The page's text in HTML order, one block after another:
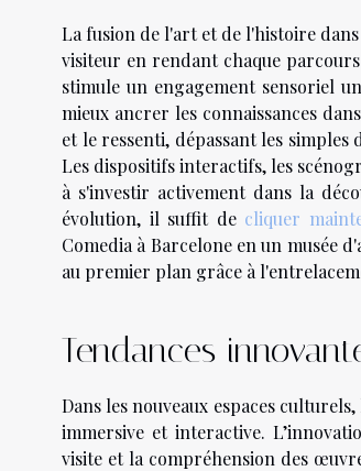
La fusion de l'art et de l'histoire
visiteur en rendant chaque
stimule un engagement sensoriel
mieux ancrer les connaissances
et le ressenti, dépassant les
Les dispositifs interactifs, les
à s'investir activement dans la
évolution, il suffit de cliquer
Comedia à Barcelone en un musée
au premier plan grâce à
Tendances
Dans les nouveaux espaces
immersive et interactive.
visite et la compréhension des